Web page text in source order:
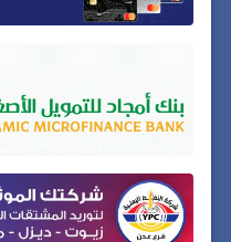
a g
i
n